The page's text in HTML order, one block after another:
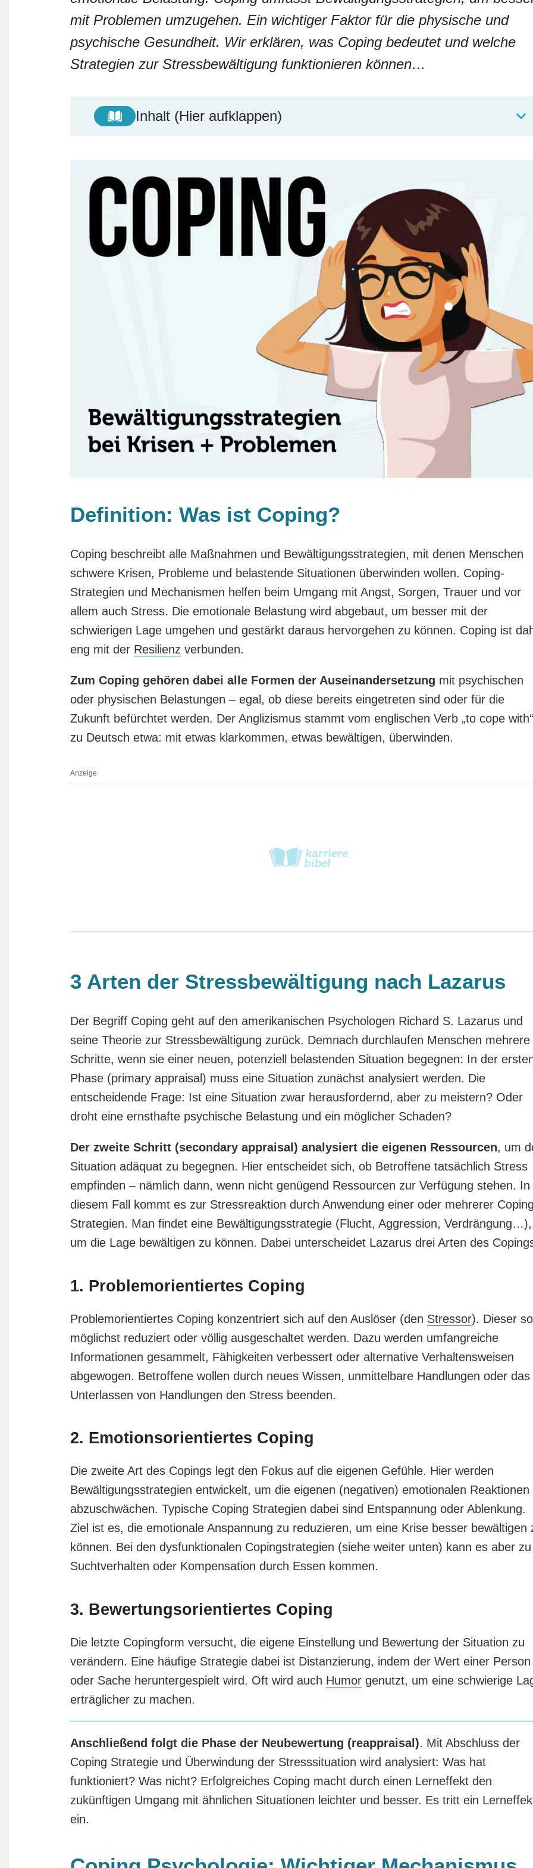
mit Problemen umzugehen. Ein wichtiger Faktor für die physische und
psychische Gesundheit. Wir erklären, was Coping bedeutet und welche
Strategien zur Stressbewältigung funktionieren können…
Inhalt (Hier aufklappen)
Definition: Was ist Coping?
Coping beschreibt alle Maßnahmen und Bewältigungsstrategien, mit denen Menschen
schwere Krisen, Probleme und belastende Situationen überwinden wollen. Coping-
Strategien und Mechanismen helfen beim Umgang mit Angst, Sorgen, Trauer und vor
allem auch Stress. Die emotionale Belastung wird abgebaut, um besser mit der
schwierigen Lage umgehen und gestärkt daraus hervorgehen zu können. Coping ist
eng mit der Resilienz verbunden.
Zum Coping gehören dabei alle Formen der Auseinandersetzung mit psychischen
oder physischen Belastungen – egal, ob diese bereits eingetreten sind oder für die
Zukunft befürchtet werden. Der Anglizismus stammt vom englischen Verb „to cope
zu Deutsch etwa: mit etwas klarkommen, etwas bewältigen, überwinden.
Anzeige
3 Arten der Stressbewältigung nach Lazarus
Der Begriff Coping geht auf den amerikanischen Psychologen Richard S. Lazarus und
seine Theorie zur Stressbewältigung zurück. Demnach durchlaufen Menschen mehrere
Schritte, wenn sie einer neuen, potenziell belastenden Situation begegnen: In der
Phase (primary appraisal) muss eine Situation zunächst analysiert werden. Die
entscheidende Frage: Ist eine Situation zwar herausfordernd, aber zu meistern? Oder
droht eine ernsthafte psychische Belastung und ein möglicher Schaden?
Der zweite Schritt (secondary appraisal) analysiert die eigenen Ressourcen, um
Situation adäquat zu begegnen. Hier entscheidet sich, ob Betroffene tatsächlich Stress
empfinden – nämlich dann, wenn nicht genügend Ressourcen zur Verfügung stehen. In
diesem Fall kommt es zur Stressreaktion durch Anwendung einer oder mehrerer
Strategien. Man findet eine Bewältigungsstrategie (Flucht, Aggression, Verdrängung…),
um die Lage bewältigen zu können. Dabei unterscheidet Lazarus drei Arten des
1. Problemorientiertes Coping
Problemorientiertes Coping konzentriert sich auf den Auslöser (den Stressor). Dieser
möglichst reduziert oder völlig ausgeschaltet werden. Dazu werden umfangreiche
Informationen gesammelt, Fähigkeiten verbessert oder alternative Verhaltensweisen
abgewogen. Betroffene wollen durch neues Wissen, unmittelbare Handlungen oder das
Unterlassen von Handlungen den Stress beenden.
2. Emotionsorientiertes Coping
Die zweite Art des Copings legt den Fokus auf die eigenen Gefühle. Hier werden
Bewältigungsstrategien entwickelt, um die eigenen (negativen) emotionalen Reaktionen
abzuschwächen. Typische Coping Strategien dabei sind Entspannung oder Ablenkung.
Ziel ist es, die emotionale Anspannung zu reduzieren, um eine Krise besser bewältigen
können. Bei den dysfunktionalen Copingstrategien (siehe weiter unten) kann es aber zu
Suchtverhalten oder Kompensation durch Essen kommen.
3. Bewertungsorientiertes Coping
Die letzte Copingform versucht, die eigene Einstellung und Bewertung der Situation zu
verändern. Eine häufige Strategie dabei ist Distanzierung, indem der Wert einer Person
oder Sache heruntergespielt wird. Oft wird auch Humorgenutzt, um eine schwierige
erträglicher zu machen.
Anschließend folgt die Phase der Neubewertung (reappraisal). Mit Abschluss der
Coping Strategie und Überwindung der Stresssituation wird analysiert: Was hat
funktioniert? Was nicht? Erfolgreiches Coping macht durch einen Lerneffekt den
zukünftigen Umgang mit ähnlichen Situationen leichter und besser. Es tritt ein
ein.